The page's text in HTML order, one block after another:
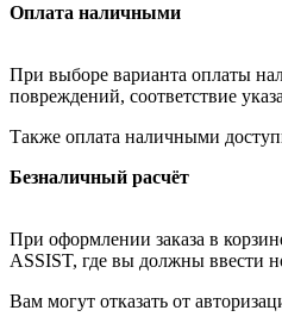
Оплата наличными
При выборе варианта оплаты
повреждений, соответствие
Также оплата наличными
Безналичный расчёт
При оформлении заказа в
ASSIST, где вы должны ввести
Вам могут отказать от